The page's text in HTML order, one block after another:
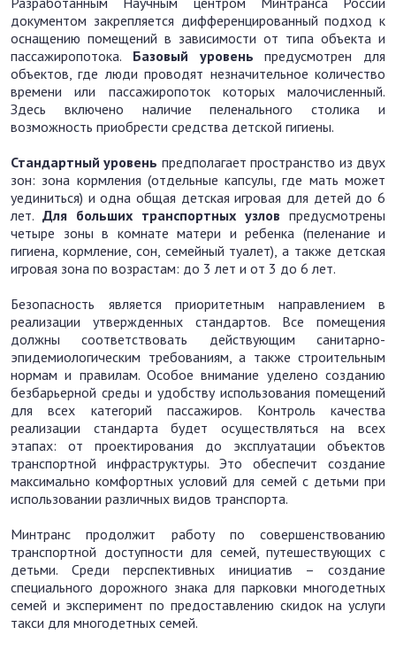
документом закрепляется дифференцированный подход к
оснащению помещений в зависимости от типа объекта и
пассажиропотока. Базовый уровень предусмотрен для
объектов, где люди проводят незначительное количество
времени или пассажиропоток которых малочисленный.
Здесь включено наличие пеленального столика и
возможность приобрести средства детской гигиены.
Стандартныйуровень предполагает пространство из двух
зон: зона кормления (отдельные капсулы, где мать может
уединиться) и одна общая детская игровая для детей до 6
лет. Для больших транспортных узлов предусмотрены
четыре зоны в комнате матери и ребенка (пеленание и
гигиена, кормление, сон, семейный туалет), а также детская
игровая зона по возрастам: до 3 лет и от 3 до 6 лет.
Безопасность является приоритетным направлением в
реализации утвержденных стандартов. Все помещения
должны соответствовать действующим санитарно-
эпидемиологическим требованиям, а также строительным
нормам и правилам. Особое внимание уделено созданию
безбарьерной среды и удобству использования помещений
для всех категорий пассажиров. Контроль качества
реализации стандарта будет осуществляться на всех
этапах: от проектирования до эксплуатации объектов
транспортной инфраструктуры. Это обеспечит создание
максимально комфортных условий для семей с детьми при
использовании различных видов транспорта.
Минтранс продолжит работу по совершенствованию
транспортной доступности для семей, путешествующих с
детьми. Среди перспективных инициатив – создание
специального дорожного знака для парковки многодетных
семей и эксперимент по предоставлению скидок на услуги
такси для многодетных семей.